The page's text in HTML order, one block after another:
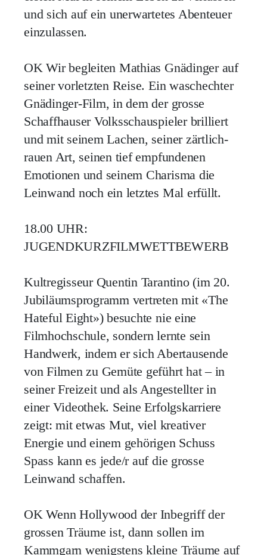
und sich auf ein unerwartetes Abenteuer
einzulassen.
OKWir begleiten Mathias Gnädinger auf
seiner vorletzten Reise. Ein waschechter
Gnädinger-Film, in dem der grosse
Schaffhauser Volksschauspieler brilliert
und mit seinem Lachen, seiner zärtlich-
rauen Art, seinen tief empfundenen
Emotionen und seinem Charisma die
Leinwand noch ein letztes Mal erfüllt.
18.00 UHR:
JUGENDKURZFILMWETTBEWERB
Kultregisseur Quentin Tarantino (im 20.
Jubiläumsprogramm vertreten mit «The
Hateful Eight») besuchte nie eine
Filmhochschule, sondern lernte sein
Handwerk, indem er sich Abertausende
von Filmen zu Gemüte geführt hat – in
seiner Freizeit und als Angestellter in
einer Videothek. Seine Erfolgskarriere
zeigt: mit etwas Mut, viel kreativer
Energie und einem gehörigen Schuss
Spass kann es jede/r auf die grosse
Leinwand schaffen.
OKWenn Hollywood der Inbegriff der
grossen Träume ist, dann sollen im
Kammgarn wenigstens kleine Träume auf